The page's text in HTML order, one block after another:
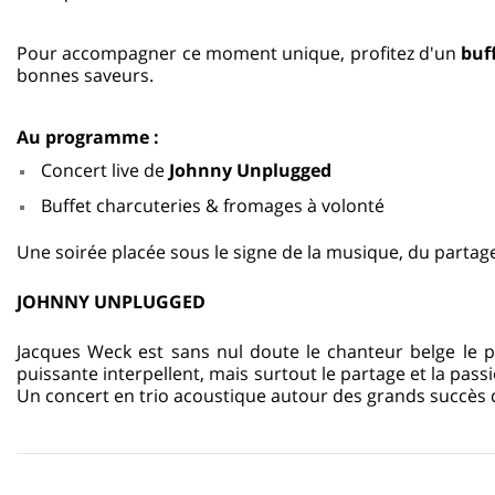
Pour accompagner ce moment unique, profitez d'un
bonnes saveurs.
Au programme :
Concert live de Johnny Unplugged
Buffet charcuteries & fromages à volonté
Une soirée placée sous le signe de la musique, du
JOHNNY UNPLUGGED
Jacques Weck est sans nul doute le chanteur belge
puissante interpellent, mais surtout le partage et la
Un concert en trio acoustique autour des grands succès